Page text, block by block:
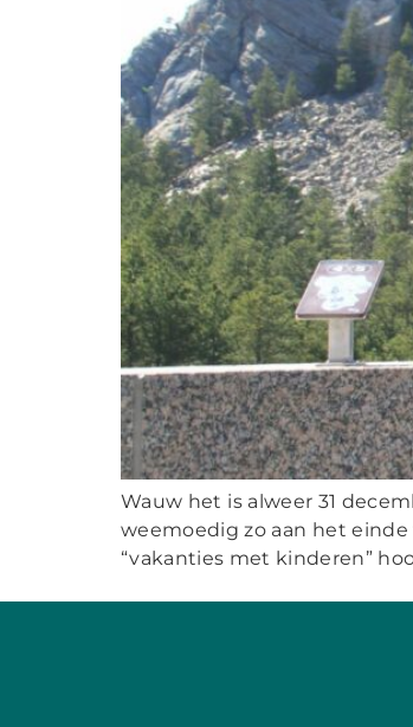
Wauw het is alweer 31
weemoedig zo aan het
“vakanties met kinderen”